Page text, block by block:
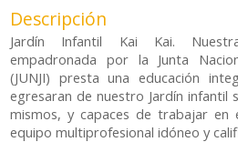
Descripción
Jardín Infantil Kai Kai.
empadronada por la Junta
(JUNJI) presta una educación
egresaran de nuestro Jardín infantil
mismos, y capaces de trabajar en
equipo multiprofesional idóneo y